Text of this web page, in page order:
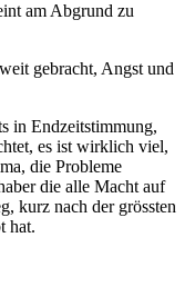
am Abgrund zu
gebracht, Angst und
in Endzeitstimmung,
es ist wirklich viel,
die Probleme
die alle Macht auf
kurz nach der grössten
hat.